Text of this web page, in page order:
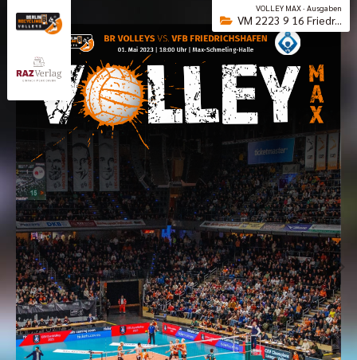
VOLLEY MAX · Ausgaben
VM 2223 9 16 Friedr...